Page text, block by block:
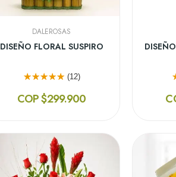
DALEROSAS
DISEÑO FLORAL SUSPIRO
(12)
COP $299.900